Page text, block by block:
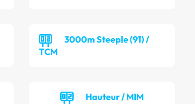
3000m Steeple (91) /
TCM
Hauteur / MIM